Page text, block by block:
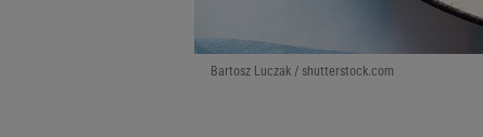
Bartosz Luczak / shutterstock.com